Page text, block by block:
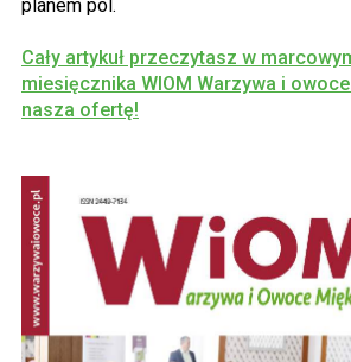
planem pól.
Cały artykuł przeczytasz w
miesięcznika WIOM Warzywa i
nasza ofertę!